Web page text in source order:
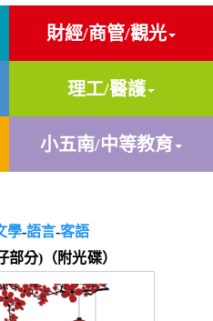
財經/商管/觀光
理工/醫護
小五南/中等教育
學-語言-客語
部分)（附光碟）